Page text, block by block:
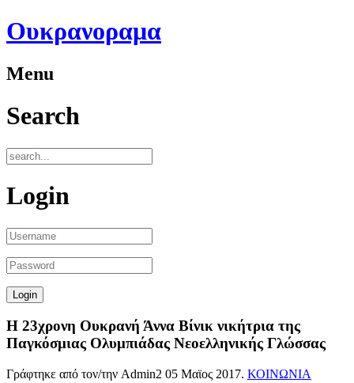
Ουκρανοραμα
Menu
Search
Login
Η 23χρονη Ουκρανή Άννα Βίνικ νικήτρια της
Παγκόσμιας Ολυμπιάδας Νεοελληνικής Γλώσσας
Γράφτηκε από τον/την Admin2 05 Μαϊος 2017. ΚΟΙΝΩΝΙΑ